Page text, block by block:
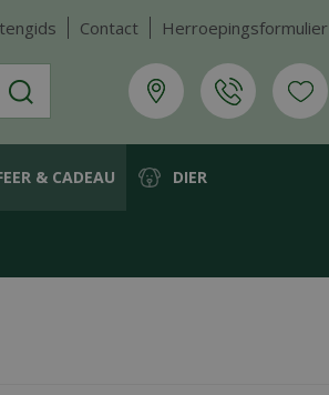
Contact Herroepingsformulier
& CADEAU DIER